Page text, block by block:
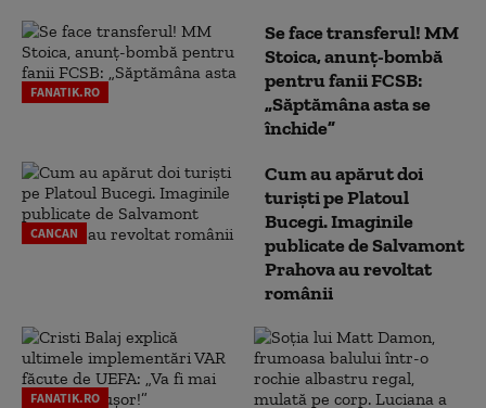
FANATIK.RO
Se face transferul! MM
Stoica, anunț-bombă
pentru fanii FCSB:
„Săptămâna asta se
închide”
CANCAN
Cum au apărut doi
turiști pe Platoul
Bucegi. Imaginile
publicate de Salvamont
Prahova au revoltat
românii
FANATIK.RO